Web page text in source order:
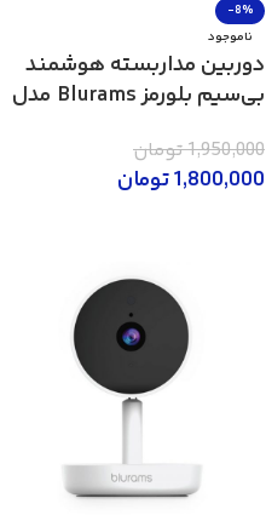
-8%
ناموجود
دوربین مداربسته هوشمند
بی‌‌سیم بلورمز Blurams مدل
1,950,000تومان
1,800,000تومان